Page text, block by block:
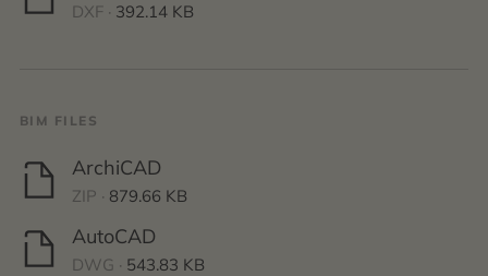
DXF · 392.14 KB
BIM FILES
ArchiCAD
ZIP · 879.66 KB
AutoCAD
DWG · 543.83 KB